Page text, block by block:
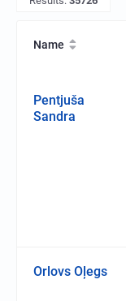
Name
Pentjuša
Sandra
Orlovs Oļegs